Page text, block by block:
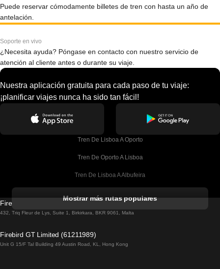
Puede reservar cómodamente billetes de tren con hasta un año de
antelación.
Soporte en vivo
¿Necesita ayuda? Póngase en contacto con nuestro servicio de
atención al cliente antes o durante su viaje.
Nuestra aplicación gratuita para cada paso de tu viaje:
¡planificar viajes nunca ha sido tan fácil!
Tren De Lisboa A Oporto
Tren De Oporto A Lisboa
Tren De Lisboa A Albufeira
Tren De Lisboa A Lagos
Tren De Lisboa A Madrid
Mostrar más rutas populares
Firebird GT Limited (OC 1451)
432, Triq Fleur de Lys, Suite 1, Birkirkara, BKR 9061, Malta
Firebird GT Limited (61211989)
Unit G 15/F Tal Building 49 Austin Road, KL, Hong Kong